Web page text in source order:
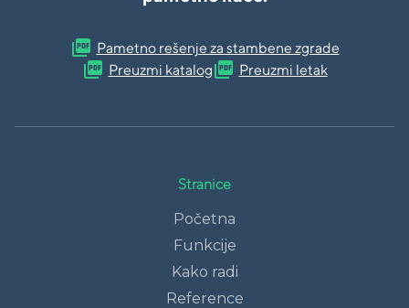
picture_as_pdf Pametno rešenje za stambene zgrade
picture_as_pdf Preuzmi katalogpicture_as_pdf Preuzmi letak
Stranice
Početna
Funkcije
Kako radi
Reference